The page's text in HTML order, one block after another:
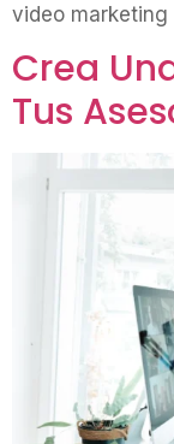
video
Crea
Tus